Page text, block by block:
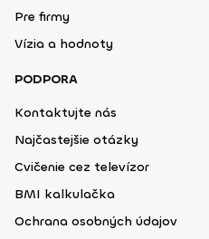
Pre firmy
Vízia a hodnoty
PODPORA
Kontaktujte nás
Najčastejšie otázky
Cvičenie cez televízor
BMI kalkulačka
Ochrana osobných údajov